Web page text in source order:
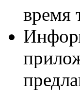
время